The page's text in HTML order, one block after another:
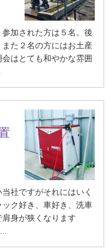
加された方は５名。後
た２名の方にはお土産
はとても和やかな雰囲
社ですがそれにはいく
ク好き、車好き、洗車
身が狭くなります